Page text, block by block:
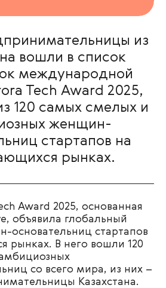
из
вошли в список
международной
Tech Award 2025,
120 самых смелых и
женщин-
стартапов на
рынках.
Award 2025, основанная
объявила глобальный
основательниц стартапов
рынках. В него вошли 120
со всего мира, из них –
Казахстана.